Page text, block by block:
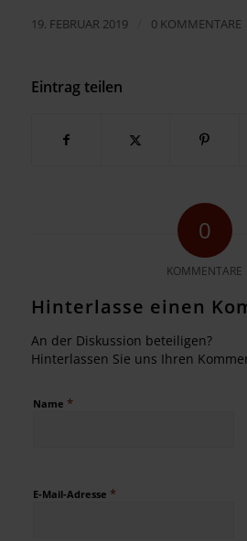
19. FEBRUAR 2019 0 KOMMENTARE
Eintrag teilen
0
KOMMENTARE
Hinterlasse einen
An der Diskussion beteiligen?
Hinterlassen Sie uns Ihren
Name *
E-Mail-Adresse *